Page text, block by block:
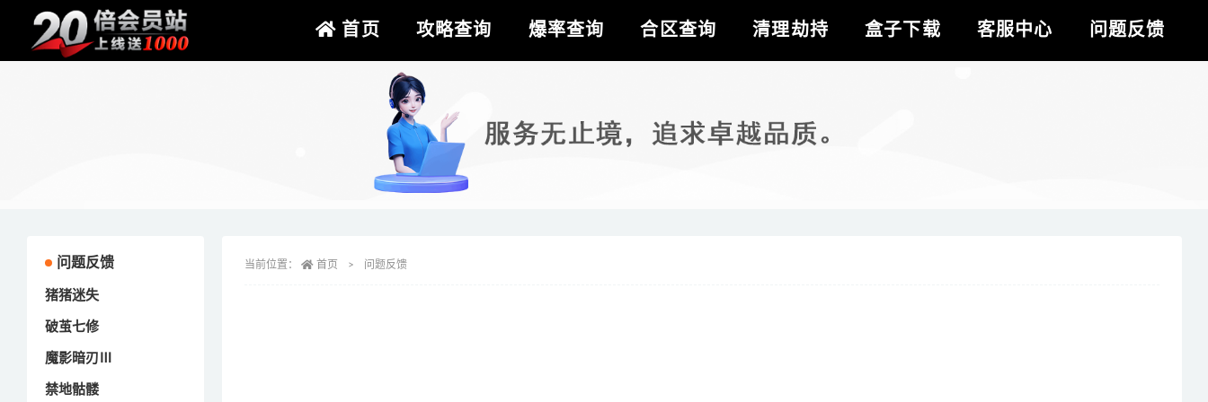
首页 攻略查询 爆率查询 合区查询 清理劫持 盒子下载 客服中心 问题反馈
问题反馈
猪猪迷失
破茧七修
魔影暗刃Ⅲ
禁地骷髅
当前位置： 首页 问题反馈